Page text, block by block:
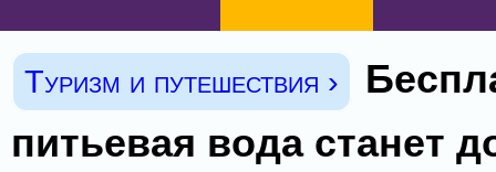
Туризм и путешествия ›
питьевая вода станет